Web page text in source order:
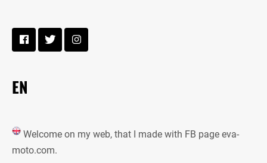
EN
Welcome on my web, that I made with FB page eva-
moto.com.